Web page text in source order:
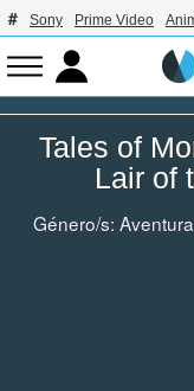
Sony Prime Video
Tales of
Lair of
Género/s: